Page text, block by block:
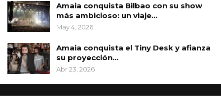
Amaia conquista Bilbao con su show
más ambicioso: un viaje…
May 4, 2026
Amaia conquista el Tiny Desk y afianza
su proyección…
Abr 23, 2026